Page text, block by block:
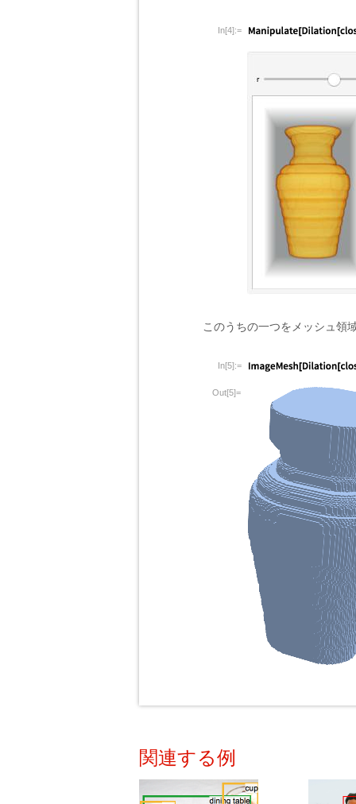
In[4]:=
このうちの一つをメッシュ領
In[5]:=
Out[5]=
関連する例